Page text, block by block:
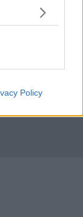
Policy
Via Dei Martelli, 8 -
presso il